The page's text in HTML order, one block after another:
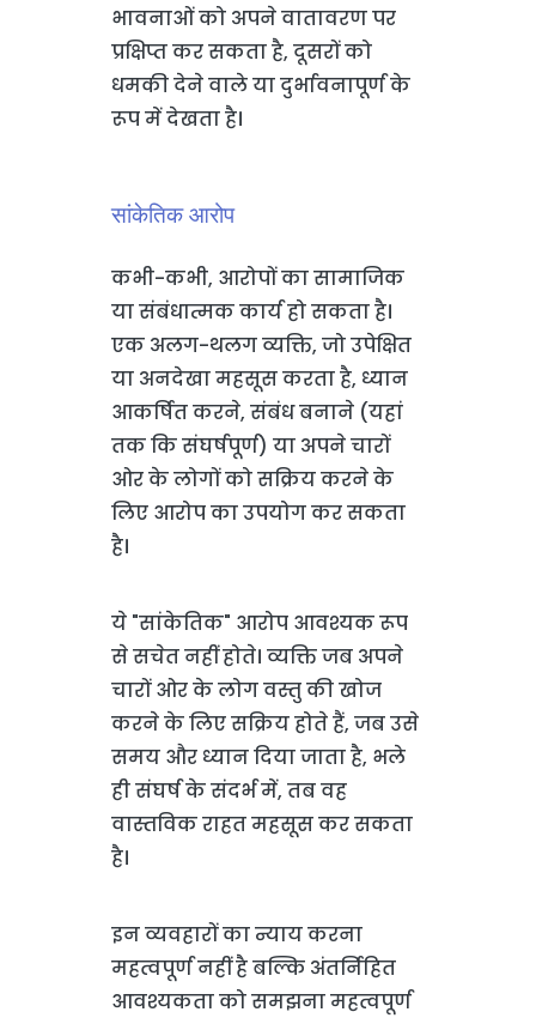
भावनाओं को अपने वातावरण पर
प्रक्षिप्त कर सकता है, दूसरों को
धमकी देने वाले या दुर्भावनापूर्ण के
रूप में देखता है।
सांकेतिक आरोप
कभी-कभी, आरोपों का सामाजिक
या संबंधात्मक कार्य हो सकता है।
एक अलग-थलग व्यक्ति, जो उपेक्षित
या अनदेखा महसूस करता है, ध्यान
आकर्षित करने, संबंध बनाने (यहां
तक कि संघर्षपूर्ण) या अपने चारों
ओर के लोगों को सक्रिय करने के
लिए आरोप का उपयोग कर सकता
है।
ये "सांकेतिक" आरोप आवश्यक रूप
से सचेत नहीं होते। व्यक्ति जब अपने
चारों ओर के लोग वस्तु की खोज
करने के लिए सक्रिय होते हैं, जब उसे
समय और ध्यान दिया जाता है, भले
ही संघर्ष के संदर्भ में, तब वह
वास्तविक राहत महसूस कर सकता
है।
इन व्यवहारों का न्याय करना
महत्वपूर्ण नहीं है बल्कि अंतर्निहित
आवश्यकता को समझना महत्वपूर्ण